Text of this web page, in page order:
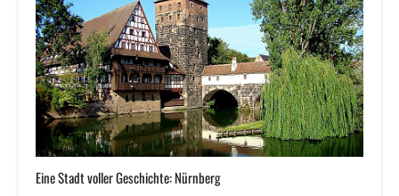
Eine Stadt voller Geschichte: Nürnberg